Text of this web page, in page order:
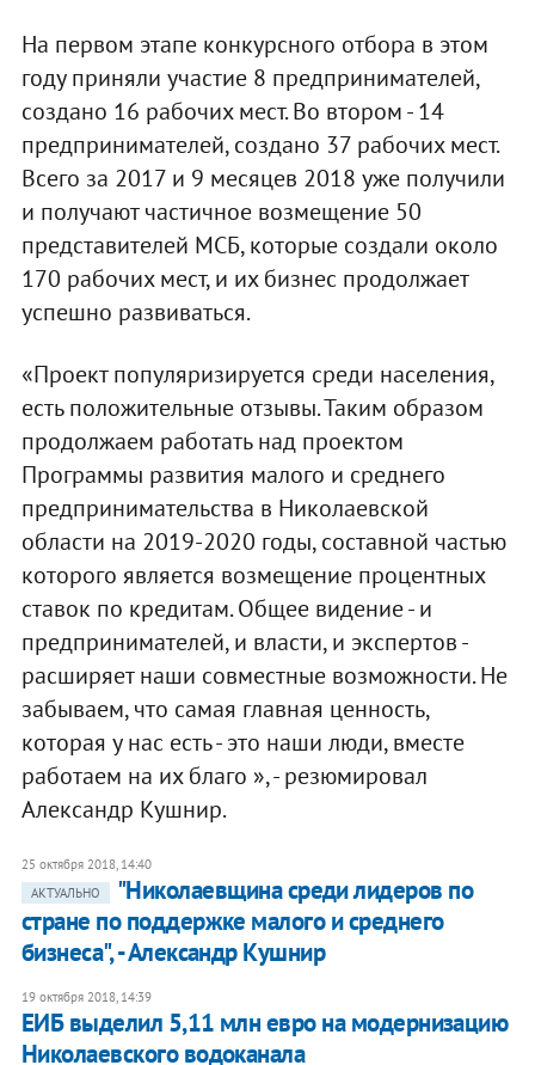
На первом этапе конкурсного отбора в этом
году приняли участие 8 предпринимателей,
создано 16 рабочих мест. Во втором - 14
предпринимателей, создано 37 рабочих мест.
Всего за 2017 и 9 месяцев 2018 уже получили
и получают частичное возмещение 50
представителей МСБ, которые создали около
170 рабочих мест, и их бизнес продолжает
успешно развиваться.
«Проект популяризируется среди населения,
есть положительные отзывы. Таким образом
продолжаем работать над проектом
Программы развития малого и среднего
предпринимательства в Николаевской
области на 2019-2020 годы, составной частью
которого является возмещение процентных
ставок по кредитам. Общее видение - и
предпринимателей, и власти, и экспертов -
расширяет наши совместные возможности. Не
забываем, что самая главная ценность,
которая у нас есть - это наши люди, вместе
работаем на их благо », - резюмировал
Александр Кушнир.
25 октября 2018, 14:40
АКТУАЛЬНО
"Николаевщина среди лидеров по
стране по поддержке малого и среднего
бизнеса", - Александр Кушнир
19 октября 2018, 14:39
ЕИБ выделил 5,11 млн евро на модернизацию
Николаевского водоканала